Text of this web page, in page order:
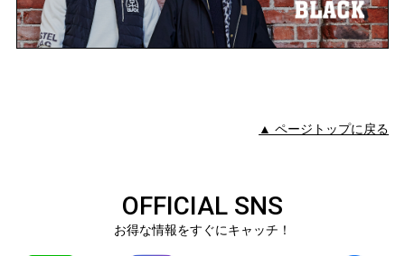
▲ ページトップに戻る
OFFICIAL SNS
お得な情報をすぐにキャッチ！